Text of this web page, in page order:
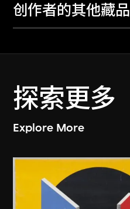
创作者的其他藏品
探索更多
Explore More